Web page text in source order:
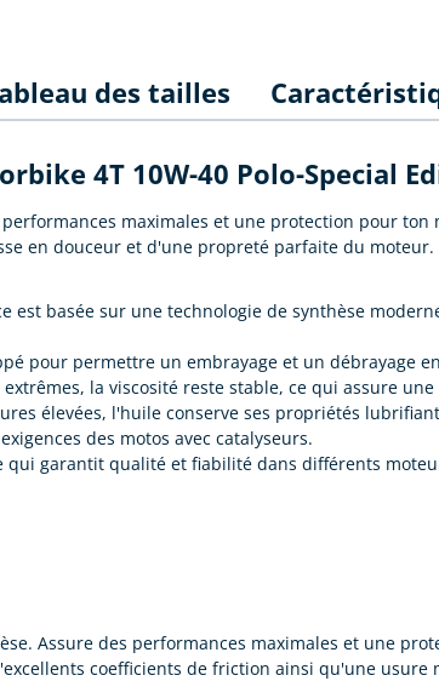
des tailles
4T 10W-40 Polo-Special
maximales et une protection pour
en douceur et d'une propreté parfaite du moteur.
est basée sur une technologie de synthèse
pour permettre un embrayage et un débrayage
la viscosité reste stable, ce qui assure
élevées, l'huile conserve ses propriétés
des motos avec catalyseurs.
qui garantit qualité et fiabilité dans différents
Assure des performances maximales et une
coefficients de friction ainsi qu'une